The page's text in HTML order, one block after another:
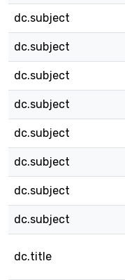
dc.subject
dc.subject
dc.subject
dc.subject
dc.subject
dc.subject
dc.subject
dc.subject
dc.title